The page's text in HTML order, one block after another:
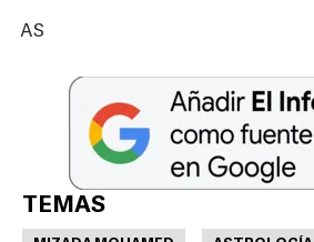
AS
TEMAS